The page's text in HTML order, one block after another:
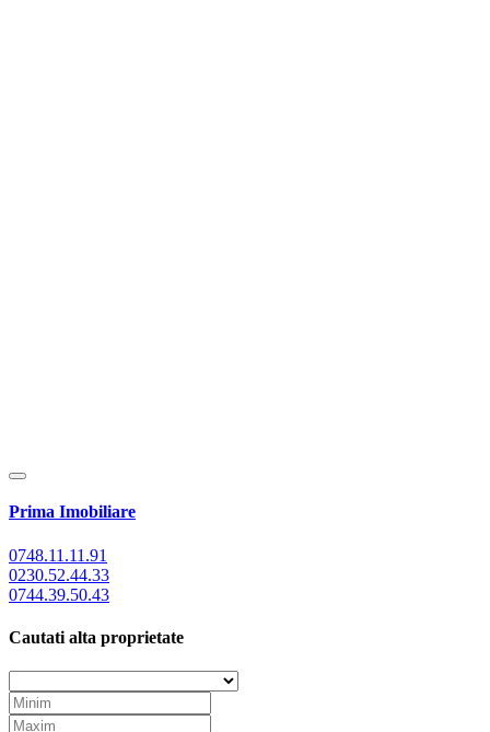
Prima Imobiliare
0748.11.11.91
0230.52.44.33
0744.39.50.43
Cautati alta proprietate